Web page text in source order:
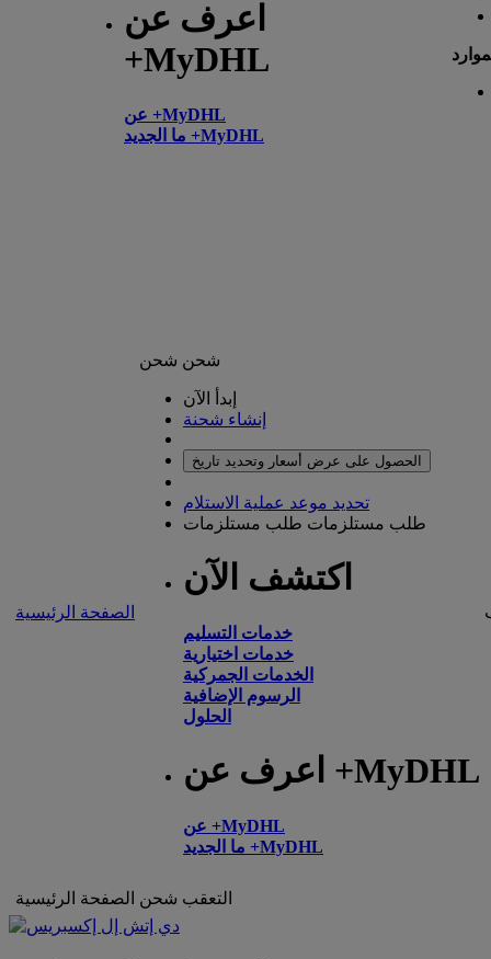
اعرف عن
+MyDHL
عن +MyDHL
ما الجديد +MyDHL
الصفحة الرئيسية
شحن شحن
إبدأ الآن
إنشاء شحنة
الحصول على عرض أسعار وتحديد تاريخ
تحديد موعد عملية الاستلام
طلب مستلزمات طلب مستلزمات
اكتشف الآن
خدمات التسليم
خدمات اختيارية
الخدمات الجمركية
الرسوم الإضافية
الحلول
اعرف عن +MyDHL
عن +MyDHL
ما الجديد +MyDHL
الصفحة الرئيسية شحن التعقب